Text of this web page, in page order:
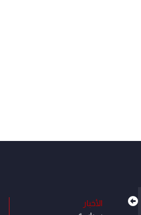
الأخبار